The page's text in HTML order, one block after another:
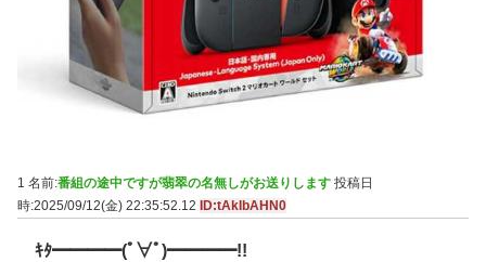
1 名前:番組の途中ですが翡翠の名無しがお送りします 投稿日
時:2025/09/12(金) 22:35:52.12 ID:tAkIbAHN0
ｷﾀ━━━━(ﾟ∀ﾟ)━━━━!!